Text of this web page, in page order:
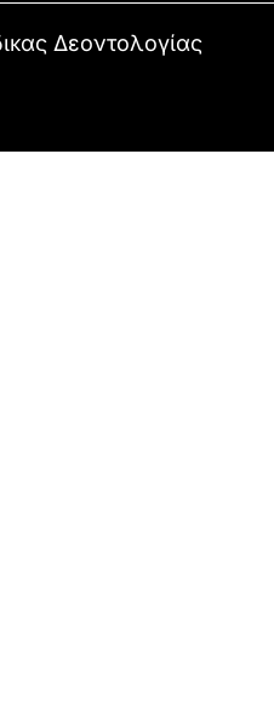
Δεοντολογίας